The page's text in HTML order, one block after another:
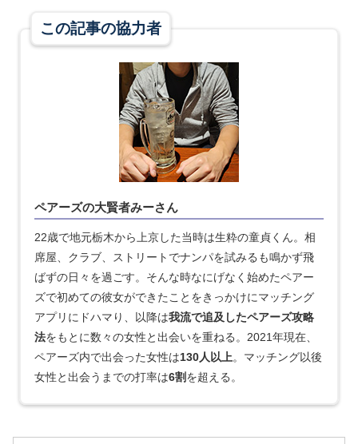
この記事の協力者
ペアーズの大賢者みーさん
22歳で地元栃木から上京した当時は生粋の童貞くん。相
席屋、クラブ、ストリートでナンパを試みるも鳴かず飛
ばずの日々を過ごす。そんな時なにげなく始めたペアー
ズで初めての彼女ができたことをきっかけにマッチング
アプリにドハマり、以降は我流で追及したペアーズ攻略
法をもとに数々の女性と出会いを重ねる。2021年現在、
ペアーズ内で出会った女性は130人以上。マッチング以後
女性と出会うまでの打率は6割を超える。